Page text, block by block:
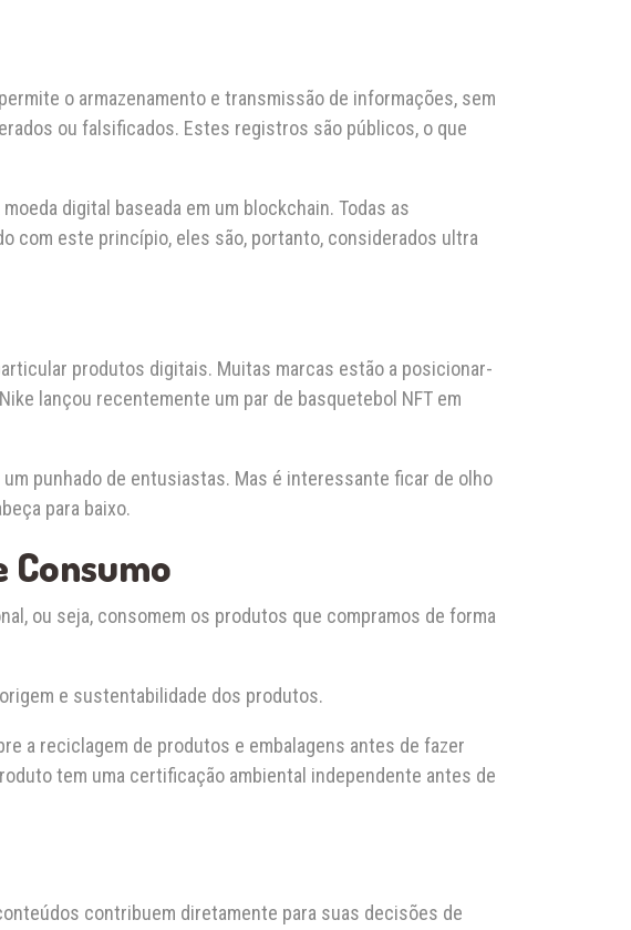
o armazenamento e transmissão de informações, sem
ou falsificados. Estes registros são públicos, o que
digital baseada em um blockchain. Todas as
com este princípio, eles são, portanto, considerados ultra
produtos digitais. Muitas marcas estão a posicionar-
lançou recentemente um par de basquetebol NFT em
punhado de entusiastas. Mas é interessante ficar de olho
para baixo.
Consumo
ou seja, consomem os produtos que compramos de forma
e sustentabilidade dos produtos.
a reciclagem de produtos e embalagens antes de fazer
tem uma certificação ambiental independente antes de
contribuem diretamente para suas decisões de